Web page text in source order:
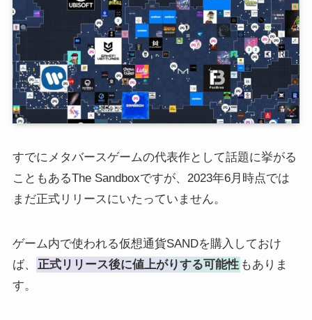
すでにメタバースゲームの代表作として話題に挙がる
こともあるThe Sandboxですが、2023年6月時点では
まだ正式リリースにいたっていません。
ゲーム内で使われる仮想通貨SANDを購入しておけ
ば、
正式リリース後に値上がりする可能性 もありま
す。